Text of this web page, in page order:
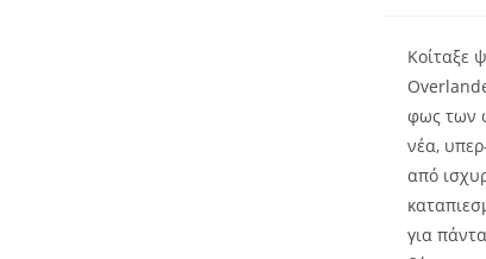
Κοίταξε
φως των
νέα,
από
για